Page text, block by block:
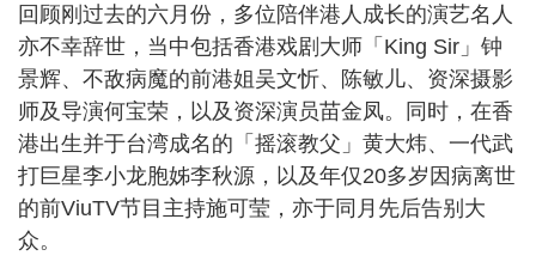
回顾刚过去的六月份，多位陪伴港人成长的演艺名人
亦不幸辞世，当中包括香港戏剧大师「King Sir」钟
景辉、不敌病魔的前港姐吴文忻、陈敏儿、资深摄影
师及导演何宝荣，以及资深演员苗金凤。同时，在香
港出生并于台湾成名的「摇滚教父」黄大炜、一代武
打巨星李小龙胞姊李秋源，以及年仅20多岁因病离世
的前ViuTV节目主持施可莹，亦于同月先后告别大
众。